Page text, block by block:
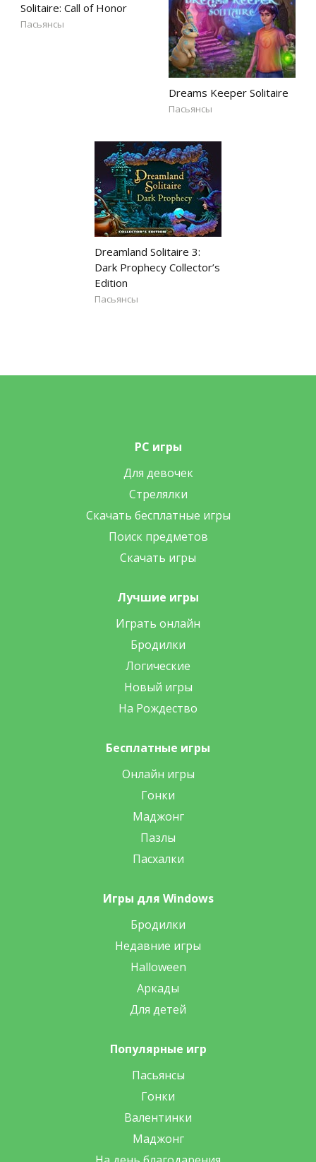
Solitaire: Call of Honor
Пасьянсы
Dreams Keeper Solitaire
Пасьянсы
Dreamland Solitaire 3:
Dark Prophecy Collector’s
Edition
Пасьянсы
PC игры
Для девочек
Стрелялки
Скачать бесплатные игры
Поиск предметов
Скачать игры
Лучшие игры
Играть онлайн
Бродилки
Логические
Новый игры
На Рождество
Бесплатные игры
Онлайн игры
Гонки
Маджонг
Пазлы
Пасхалки
Игры для Windows
Бродилки
Недавние игры
Halloween
Аркады
Для детей
Популярные игр
Пасьянсы
Гонки
Валентинки
Маджонг